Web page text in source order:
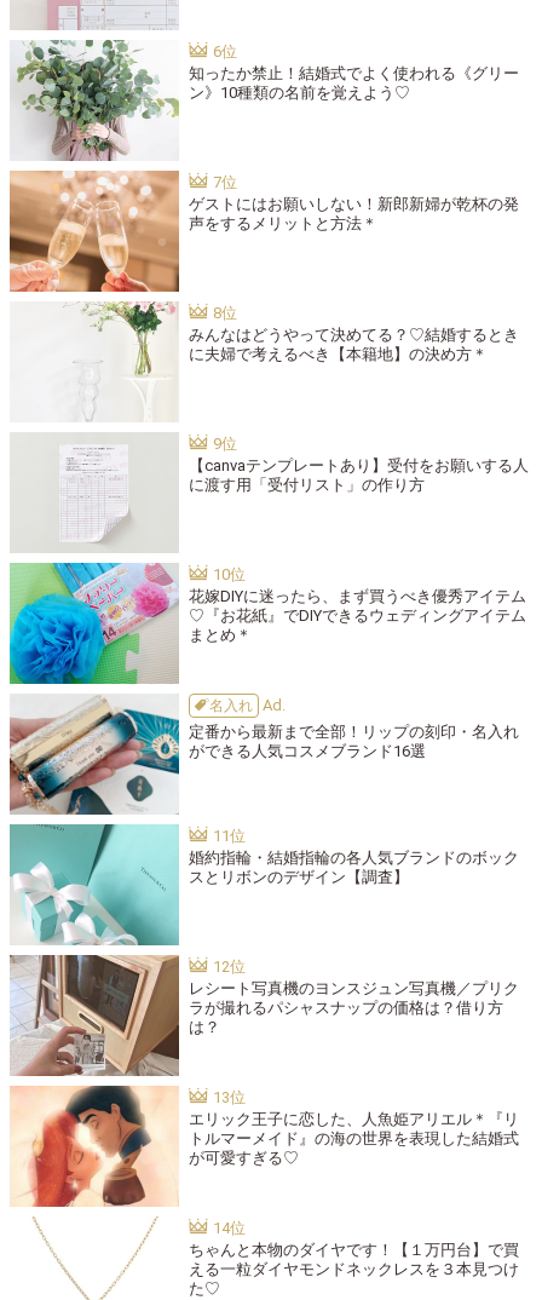
知ったか禁止！結婚式でよく使われる《グリー
ン》10種類の名前を覚えよう♡
ゲストにはお願いしない！新郎新婦が乾杯の発
声をするメリットと方法＊
みんなはどうやって決めてる？♡結婚するとき
に夫婦で考えるべき【本籍地】の決め方＊
【canvaテンプレートあり】受付をお願いする人
に渡す用「受付リスト」の作り方
花嫁DIYに迷ったら、まず買うべき優秀アイテム
♡『お花紙』でDIYできるウェディングアイテム
まとめ＊
名入れ
定番から最新まで全部！リップの刻印・名入れ
ができる人気コスメブランド16選
婚約指輪・結婚指輪の各人気ブランドのボック
スとリボンのデザイン【調査】
レシート写真機のヨンスジュン写真機／プリク
ラが撮れるパシャスナップの価格は？借り方
は？
エリック王子に恋した、人魚姫アリエル＊『リ
トルマーメイド』の海の世界を表現した結婚式
が可愛すぎる♡
ちゃんと本物のダイヤです！【１万円台】で買
える一粒ダイヤモンドネックレスを３本見つけ
た♡